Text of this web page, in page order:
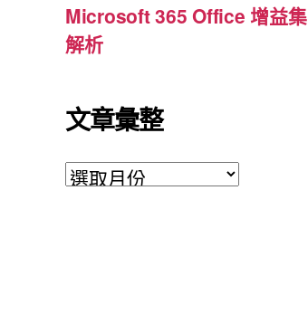
Microsoft 365 Office 增益
解析
文章彙整
文